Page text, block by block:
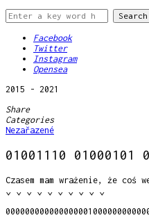
Facebook
Twitter
Instagram
Opensea
2015 - 2021
Share
Categories
Nezařazené
01001110 01000101
Czasem mam wrażenie, że coś
⌄ ⌄ ⌄ ⌄ ⌄ ⌄ ⌄ ⌄ ⌄ ⌄